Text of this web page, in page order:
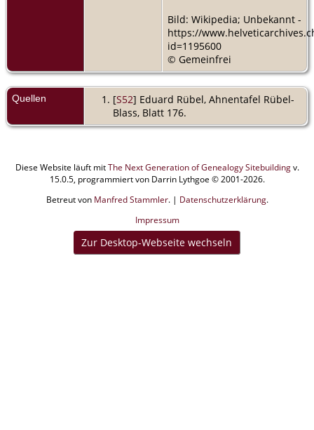
Bild: Wikipedia; Unbekannt -
https://
id=1195600
© Gemeinfrei
Quellen [S52] Eduard Rübel, Ahnentafel Rübel-
Blass, Blatt 176.
Diese Website läuft mitThe Next Generation of Genealogy Sitebuildingv.
15.0.5, programmiert von Darrin Lythgoe © 2001-2026.
Betreut von Manfred Stammler. | Datenschutzerklärung.
Impressum
Zur Desktop-Webseite wechseln